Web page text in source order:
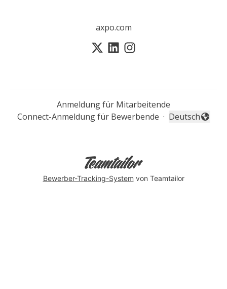
axpo.com
Anmeldung für Mitarbeitende
Connect-Anmeldung für Bewerbende · Sprache
Deutsch
Bewerber-Tracking-System von Teamtailor